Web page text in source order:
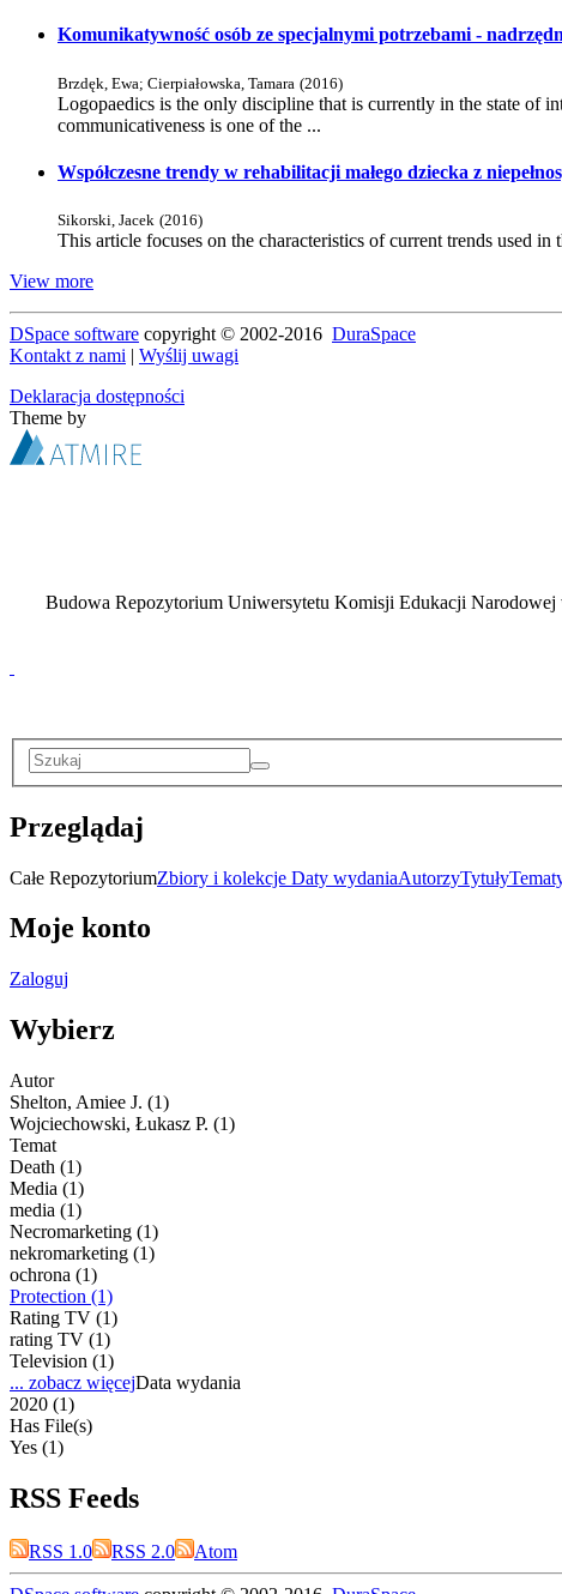
Komunikatywność osób ze specjalnymi potrzebami -
Brzdęk, Ewa; Cierpiałowska, Tamara (2016)
Logopaedics is the only discipline that is currently in the state of
communicativeness is one of the ...
Współczesne trendy w rehabilitacji małego dziecka z
Sikorski, Jacek (2016)
This article focuses on the characteristics of current trends used
View more
DSpace software copyright © 2002-2016 DuraSpace
Kontakt z nami | Wyślij uwagi
Deklaracja dostępności
Theme by
Budowa Repozytorium Uniwersytetu Komisji Edukacji Narodowej
Przeglądaj
Całe RepozytoriumZbiory i kolekcje Daty wydaniaAutorzyTytuły
Moje konto
Zaloguj
Wybierz
Autor
Shelton, Amiee J. (1)
Wojciechowski, Łukasz P. (1)
Temat
Death (1)
Media (1)
media (1)
Necromarketing (1)
nekromarketing (1)
ochrona (1)
Protection (1)
Rating TV (1)
rating TV (1)
Television (1)
... zobacz więcejData wydania
2020 (1)
Has File(s)
Yes (1)
RSS Feeds
RSS 1.0 RSS 2.0 Atom